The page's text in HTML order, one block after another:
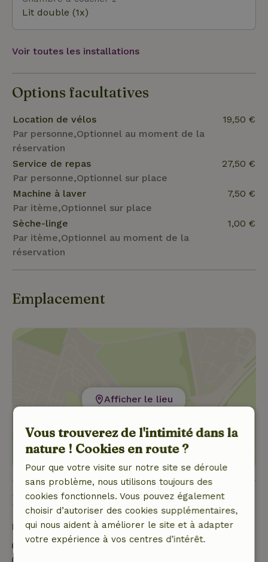
Lit double (1x)
Voir toutes les installations
Options facultatives
Location de vélos
Par personne,Optionnel au moment de la
réservation
19,50 €
Service de repas
Par personne,Optionnel sur place
27,50 €
Machine à laver
Par itème,Optionnel sur place
7,50 €
Sèche-linge
Par itème,Optionnel au moment de la
réservation
1,00 €
Emplacement
Afficher le lieu
Bon à savoir
Détails du séjour
Arrivée: 16:00- 20:00
Vous trouverez de l'intimité dans la
nature ! Cookies en route ?
Pour que votre visite sur notre site se déroule
sans problème, nous utilisons toujours des
cookies fonctionnels. Vous pouvez également
choisir d’autoriser des cookies supplémentaires,
qui nous aident à améliorer le site et à adapter
votre expérience à vos centres d’intérêt.